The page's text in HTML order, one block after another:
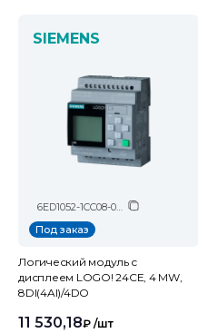
SIEMENS
6ED1052-1CC08-0BA2
Под заказ
Логический модуль c
дисплеем LOGO! 24CE, 4 MW,
8DI(4AI)/4DO
11 530,18₽ /шт